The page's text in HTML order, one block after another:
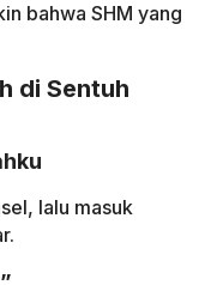
bahwa SHM yang
di Sentuh
lalu masuk